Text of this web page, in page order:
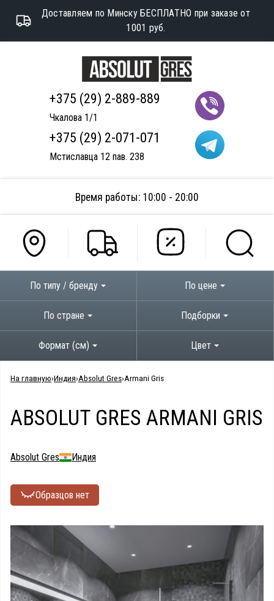
Доставляем по Минску БЕСПЛАТНО при заказе от
1001 руб.
+375 (29) 2-889-889
Чкалова 1/1
+375 (29) 2-071-071
Мстиславца 12 пав. 238
Время работы: 10:00 - 20:00
По типу / бренду По цене
По стране Подборки
Формат (см) Цвет
На главную Индия Absolut Gres Armani Gris
ABSOLUT GRES ARMANI GRIS
Absolut Gres Индия
Образцов нет